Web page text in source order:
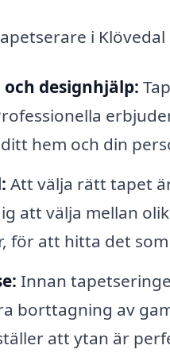
i
designhjälp:
hem och din
Att välja rätt tapet
att välja mellan
för att hitta det
Innan
borttagning av
att ytan är